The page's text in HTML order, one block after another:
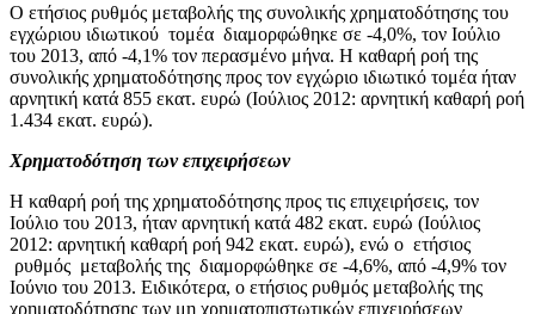
Ο ετήσιος ρυθμός μεταβολής της συνολικής χρηματοδότησης του
εγχώριου ιδιωτικού τομέα διαμορφώθηκε σε -4,0%, τον Ιούλιο
του 2013, από -4,1% τον περασμένο μήνα. Η καθαρή ροή της
συνολικής χρηματοδότησης προς τον εγχώριο ιδιωτικό τομέα ήταν
αρνητική κατά 855 εκατ. ευρώ (Ιούλιος 2012: αρνητική καθαρή ροή
1.434 εκατ. ευρώ).
Χρηματοδότηση των επιχειρήσεων
Η καθαρή ροή της χρηματοδότησης προς τις επιχειρήσεις, τον
Ιούλιο του 2013, ήταν αρνητική κατά 482 εκατ. ευρώ (Ιούλιος
2012: αρνητική καθαρή ροή 942 εκατ. ευρώ), ενώ ο ετήσιος
ρυθμός μεταβολής της διαμορφώθηκε σε -4,6%, από -4,9% τον
Ιούνιο του 2013. Ειδικότερα, ο ετήσιος ρυθμός μεταβολής της
χρηματοδότησης των μη χρηματοπιστωτικών επιχειρήσεων